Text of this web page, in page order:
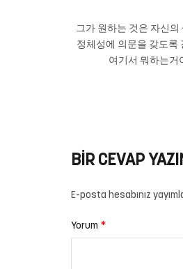
그가 원하는 것은 자신의
정체성에 의문을 갖도록
여기서 뭐하는거
BIR CEVAP
E-posta hesabınız
Yorum *